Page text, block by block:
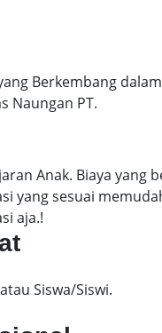
Berkembang
Naungan PT.
Anak. Biaya yang
yang sesuai
aja.!
Siswa/Siswi.